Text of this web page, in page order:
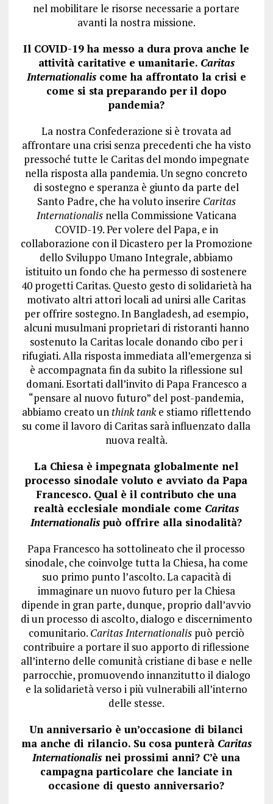
nel mobilitare le risorse necessarie a portare
avanti la nostra missione.
Il COVID-19 ha messo a dura prova anche le
attività caritative e umanitarie. Caritas
Internationaliscome ha affrontato la crisi e
come si sta preparando per il dopo
pandemia?
La nostra Confederazione si è trovata ad
affrontare una crisi senza precedenti che ha visto
pressoché tutte le Caritas del mondo impegnate
nella risposta alla pandemia. Un segno concreto
di sostegno e speranza è giunto da parte del
Santo Padre, che ha voluto inserire Caritas
Internationalisnella Commissione Vaticana
COVID-19. Per volere del Papa, e in
collaborazione con il Dicastero per la Promozione
dello Sviluppo Umano Integrale, abbiamo
istituito un fondo che ha permesso di sostenere
40 progetti Caritas. Questo gesto di solidarietà ha
motivato altri attori locali ad unirsi alle Caritas
per offrire sostegno. In Bangladesh, ad esempio,
alcuni musulmani proprietari di ristoranti hanno
sostenuto la Caritas locale donando cibo per i
rifugiati. Alla risposta immediata all’emergenza si
è accompagnata fin da subito la riflessione sul
domani. Esortati dall’invito di Papa Francesco a
“pensare al nuovo futuro” del post-pandemia,
abbiamo creato un think tanke stiamo riflettendo
su come il lavoro di Caritas sarà influenzato dalla
nuova realtà.
La Chiesa è impegnata globalmente nel
processo sinodale voluto e avviato da Papa
Francesco. Qual è il contributo che una
realtà ecclesiale mondiale come Caritas
Internationalis può offrire alla sinodalità?
Papa Francesco ha sottolineato che il processo
sinodale, che coinvolge tutta la Chiesa, ha come
suo primo punto l’ascolto. La capacità di
immaginare un nuovo futuro per la Chiesa
dipende in gran parte, dunque, proprio dall’avvio
di un processo di ascolto, dialogo e discernimento
comunitario. Caritas Internationalispuò perciò
contribuire a portare il suo apporto di riflessione
all’interno delle comunità cristiane di base e nelle
parrocchie, promuovendo innanzitutto il dialogo
e la solidarietà verso i più vulnerabili all’interno
delle stesse.
Un anniversario è un’occasione di bilanci
ma anche di rilancio. Su cosa punterà Caritas
Internationalis nei prossimi anni? C’è una
campagna particolare che lanciate in
occasione di questo anniversario?